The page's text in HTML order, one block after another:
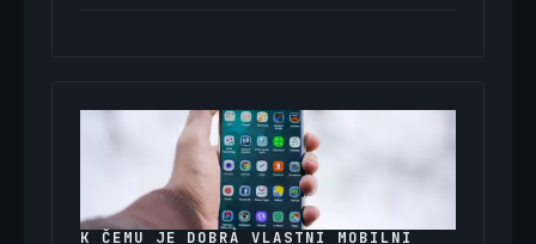
K ČEMU JE DOBRÁ VLASTNÍ MOBILNÍ